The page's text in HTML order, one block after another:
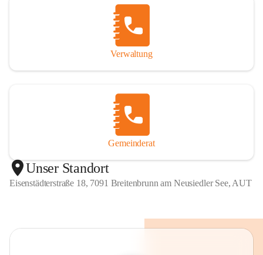
Verwaltung
Gemeinderat
Unser Standort
Eisenstädterstraße 18, 7091 Breitenbrunn am Neusiedler See, AUT